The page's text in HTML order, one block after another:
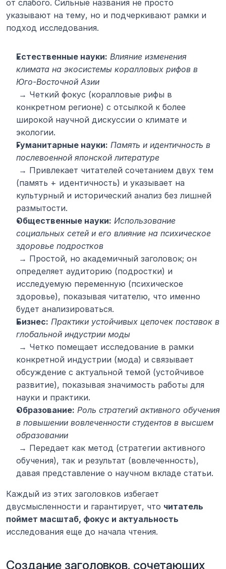
от слабого. Сильные названия не просто
указывают на тему, но и подчеркивают рамки и
подход исследования.
Естественные науки: Влияние изменения
климата на экосистемы коралловых рифов в
Юго-Восточной Азии
конкретном регионе) с отсылкой к более
широкой научной дискуссии о климате и
экологии.
Гуманитарные науки: Память и идентичность в
послевоенной японской литературе
(память + идентичность) и указывает на
культурный и исторический анализ без лишней
размытости.
Общественные науки: Использование
социальных сетей и его влияние на психическое
здоровье подростков
определяет аудиторию (подростки) и
исследуемую переменную (психическое
здоровье), показывая читателю, что именно
будет анализироваться.
Бизнес: Практики устойчивых цепочек поставок в
глобальной индустрии моды
конкретной индустрии (мода) и связывает
обсуждение с актуальной темой (устойчивое
развитие), показывая значимость работы для
науки и практики.
Образование: Роль стратегий активного обучения
в повышении вовлеченности студентов в высшем
образовании
обучения), так и результат (вовлеченность),
давая представление о научном вкладе статьи.
Каждый из этих заголовков избегает
двусмысленности и гарантирует, что читатель
поймет масштаб, фокус и актуальность
исследования еще до начала чтения.
Создание заголовков, сочетающих